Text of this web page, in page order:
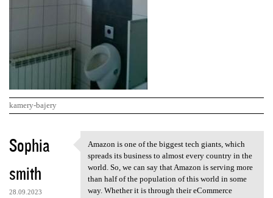
kamery-bajery
K
o
m
e
Sophia
smith
28.09.2023
Amazon is one of the biggest
Amazon is one of the biggest tech giants, which
spreads its business to almost every country in the
world. So, we can say that Amazon is serving more
than half of the population of this world in some
way. Whether it is through their eCommerce